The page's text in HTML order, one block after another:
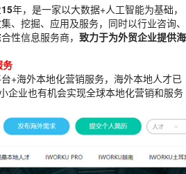
15年，是一家以大数据+人工智能为基础，
、挖掘、应用及服务，同时以行业咨询、
性信息服务商， 致力于为外贸企业提供海
+海外本地化营销服务，海外本地人才已
企业也有机会实现全球本地化营销和服务